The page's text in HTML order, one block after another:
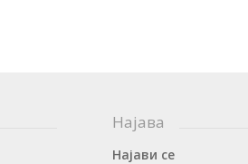
Најава
Најави се